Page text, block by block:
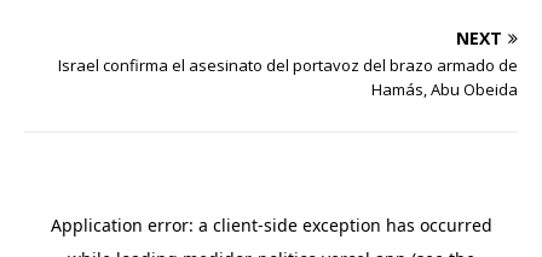
NEXT
Israel confirma el asesinato del portavoz del brazo armado de
Hamás, Abu Obeida